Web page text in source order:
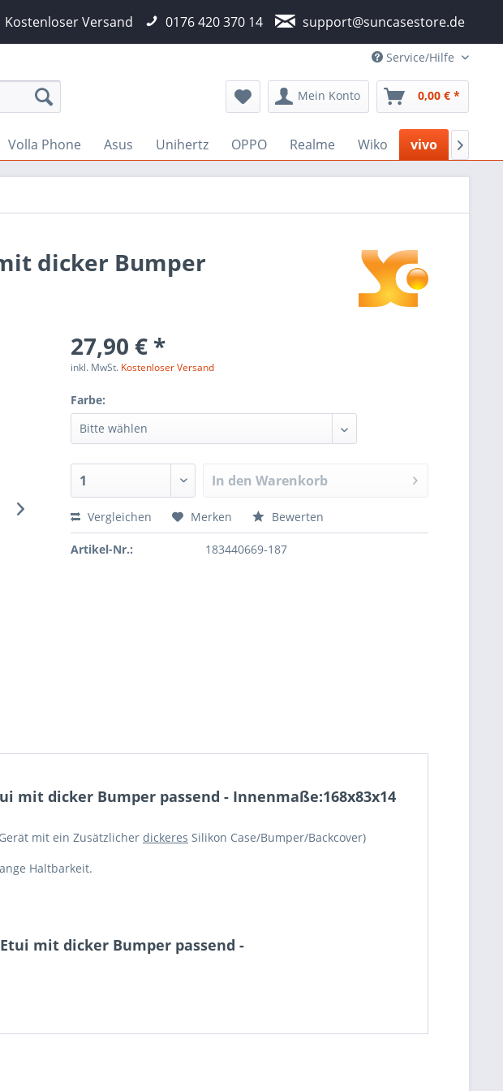
Kostenloser Versand 0176 420 370 14 support@suncasestore.de
Service/Hilfe
Mein Konto 0,00 € *
Volla Phone Asus Unihertz OPPO Realme Wiko vivo 
dicker Bumper
27,90 € *
inkl. MwSt. Kostenloser Versand
Farbe:
In den Warenkorb
Vergleichen Merken Bewerten
Artikel-Nr.: 183440669-187
mit dicker Bumper passend - Innenmaße:168x83x14
mit ein Zusätzlicher dickeres Silikon Case/Bumper/Backcover)
Haltbarkeit.
mit dicker Bumper passend -